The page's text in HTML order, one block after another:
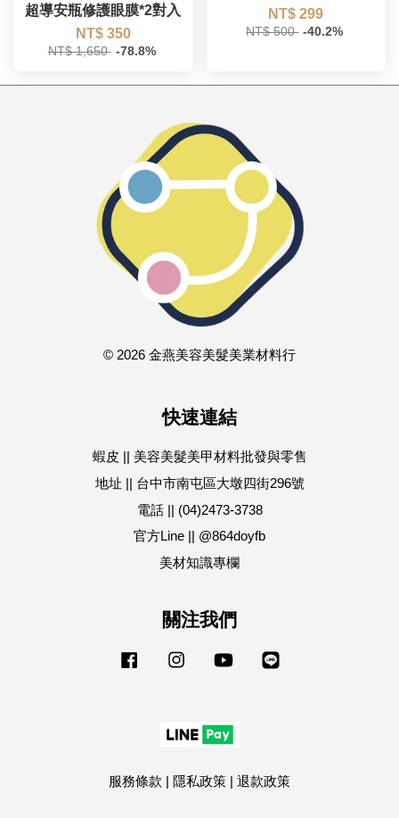
超導安瓶修護眼膜*2對入
NT$ 350
NT$ 1,650 -78.8%
NT$ 299
NT$ 500 -40.2%
© 2026 金燕美容美髮美業材料行
快速連結
蝦皮 || 美容美髮美甲材料批發與零售
地址 || 台中市南屯區大墩四街296號
電話 || (04)2473-3738
官方Line || @864doyfb
美材知識專欄
關注我們
Facebook Instagram YouTube
服務條款 | 隱私政策 | 退款政策